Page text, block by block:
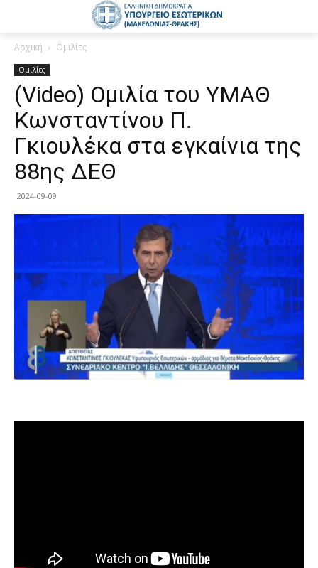
Αρχική Ομιλίες
Ομιλίες
(Video) Ομιλία του ΥΜΑΘ
Κωνσταντίνου Π.
Γκιουλέκα στα εγκαίνια της
88ης ΔΕΘ
2024-09-09